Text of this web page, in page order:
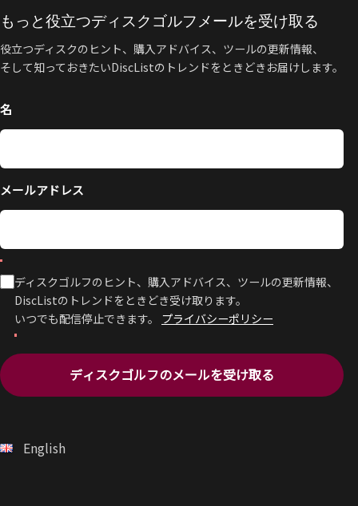
もっと役立つディスクゴルフメールを受け取る
役立つディスクのヒント、購入アドバイス、ツールの更新情報、
そして知っておきたいDiscListのトレンドをときどきお届けします。
名
メールアドレス
ディスクゴルフのヒント、購入アドバイス、ツールの更新情報、
DiscListのトレンドをときどき受け取ります。
いつでも配信停止できます。 プライバシーポリシー
ディスクゴルフのメールを受け取る
English